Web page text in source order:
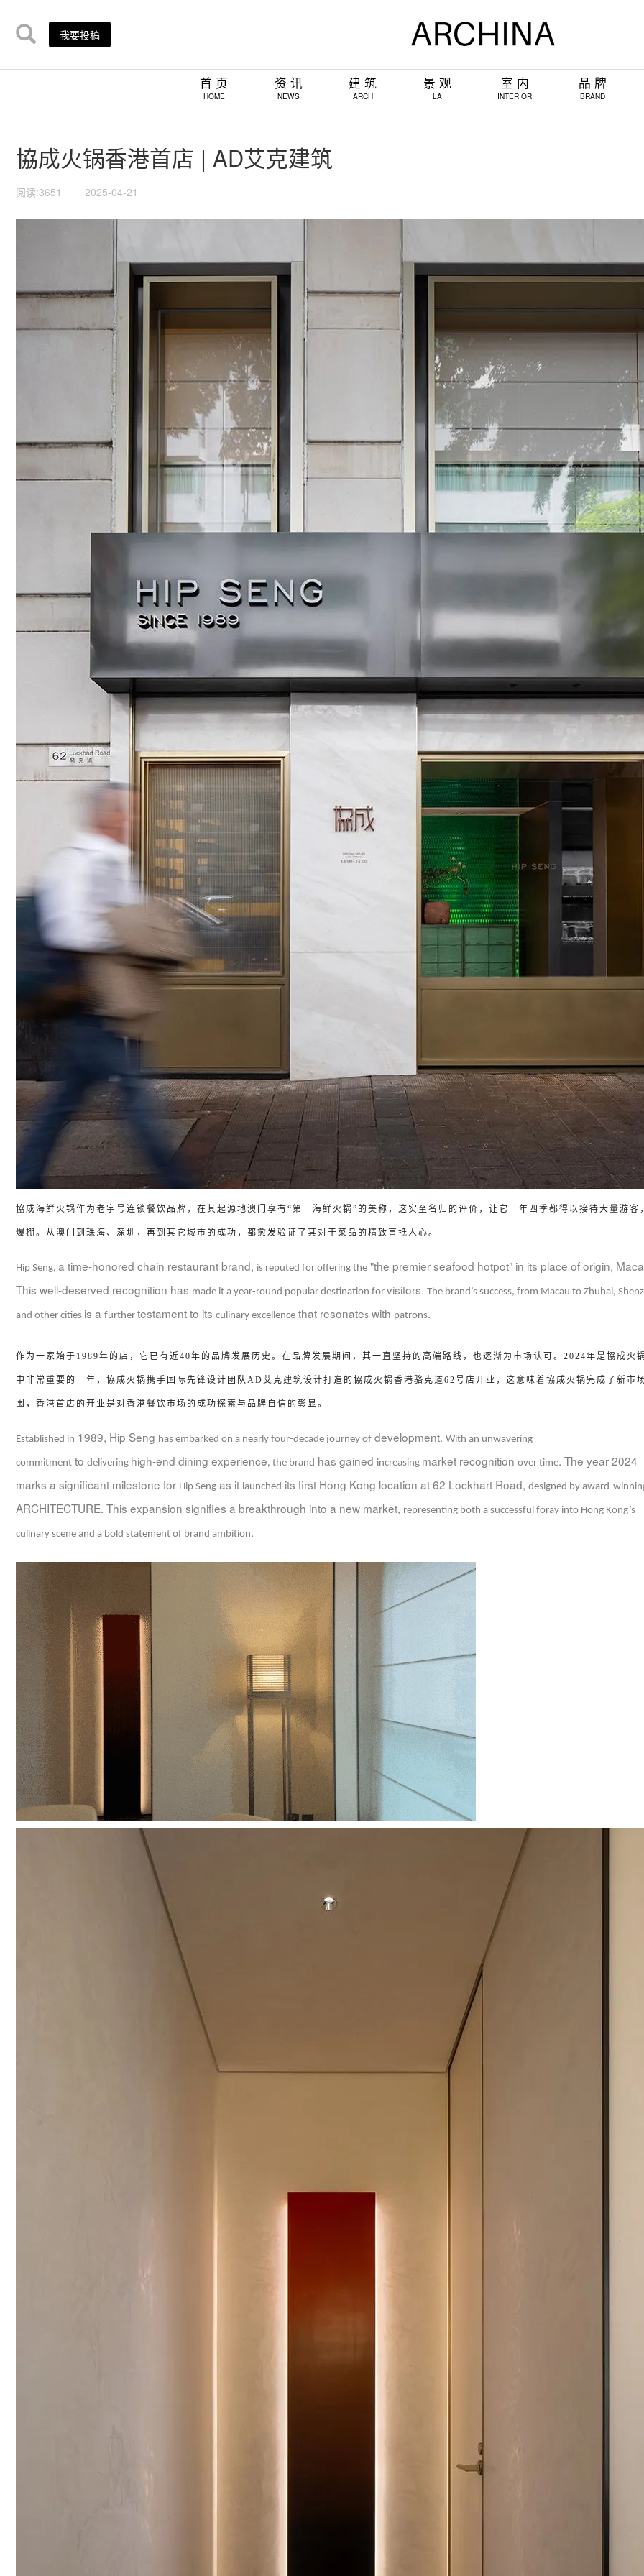
我要投稿
首 页
HOME
资 讯
NEWS
建 筑
ARCH
景 观
LA
室 内
INTERIOR
品 牌
BRAND
協成火锅香港首店 | AD艾克建筑
阅读:3651 2025-04-21
協成海鲜火锅作为老字号连锁餐饮品牌，在其起源地澳门享有“第一海鲜火锅” 的美称，这实至名归的评价，让它一年四季都得以接待大量游客
爆棚。从澳门到珠海、深圳，再到其它城市的成功，都愈发验证了其对于菜品的精致直抵人心。
Hip Seng, a time-honored chain restaurant brand, is reputed for offering the "the premier seafood hotpot" in its place of origin,
This well-deserved recognition has made it a year-round popular destination forvisitors. The brand’s success, from Macau to Zhuhai,
and other cities is a furthertestament to its culinary excellence that resonates with patrons.
作为一家始于 1989年的店，它已有近40年的品牌发展历史。在品牌发展期间，其一直坚持的高端路线，也逐渐为市场认可。 2024年是協成火
中非常重要的一年，協成火锅携手国际先锋设计团队 AD艾克建筑设计打造 的協成火锅香港骆克道62号店开业，这意味着協成火锅完成了新市
围，香港首店的开业是对香港餐饮市场的成功探索与品牌自信的彰显。
Established in 1989, Hip Seng has embarked on a nearly four-decade journey of development. With an unwavering
commitment to delivering high-end dining experience, the brand has gained increasing market recognition over time. The year 2024
marks a significant milestone for Hip Seng as it launched its first Hong Kong location at 62 Lockhart Road, designed by award-
ARCHITECTURE. This expansion signifies a breakthrough into a new market, representing both a successful foray into Hong Kong’s
culinary scene and a bold statement of brand ambition.